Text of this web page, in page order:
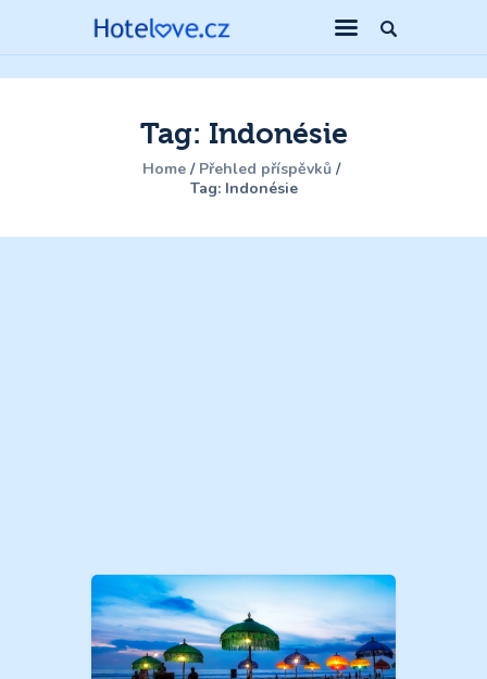
Tag: Indonésie
Home
Přehled příspěvků
Tag: Indonésie